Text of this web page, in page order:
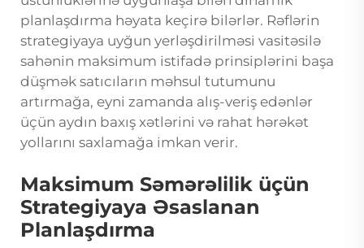
planlaşdırma həyata keçirə bilərlər. Rəflərin
strategiyaya uyğun yerləşdirilməsi vasitəsilə
sahənin maksimum istifadə prinsiplərini başa
düşmək satıcıların məhsul tutumunu
artırmağa, eyni zamanda alış-veriş edənlər
üçün aydın baxış xətlərini və rahat hərəkət
yollarını saxlamağa imkan verir.
Maksimum Səmərəlilik üçün
Strategiyaya Əsaslanan
Planlaşdırma